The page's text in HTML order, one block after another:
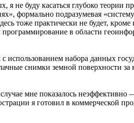
я не буду касаться глубоко
формально подразумевая
тоже практически не будет,
в области
использованием набора данных
снимки земной поверхности
мне показалось
я готовил в коммерческой